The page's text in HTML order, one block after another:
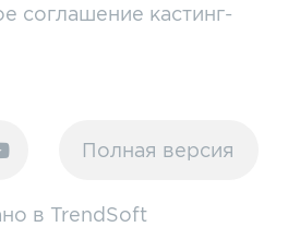
соглашение кастинг-
Полная версия
в TrendSoft